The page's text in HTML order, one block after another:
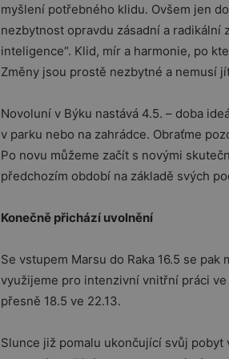
myšlení potřebného klidu. Ovšem jen
nezbytnost opravdu zásadní a radikální
inteligence“. Klid, mír a harmonie, po
Změny jsou prostě nezbytné a nemusí
Novoluní v Býku nastává 4.5. – doba
v parku nebo na zahrádce. Obraťme
Po novu můžeme začít s novými
předchozím období na základě svých
Konečně přichází uvolnění
Se vstupem Marsu do Raka 16.5 se
využijeme pro intenzivní vnitřní práci
přesně 18.5 ve 22.13.
Slunce již pomalu ukončující svůj